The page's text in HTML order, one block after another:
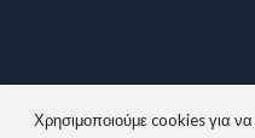
Χρησιμοποιούμε cookies για να